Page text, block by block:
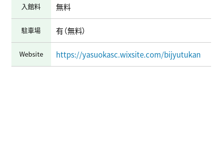
入館料 無料
駐車場 有（無料）
Website https://yasuokasc.wixsite.com/bijyutukan